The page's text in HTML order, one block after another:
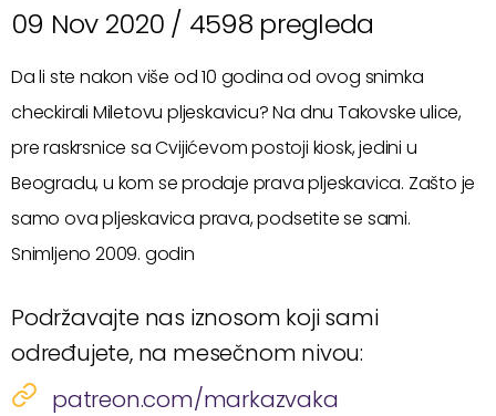
09 Nov 2020 / 4598 pregleda
Da li ste nakon više od 10 godina od ovog snimka
checkirali Miletovu pljeskavicu? Na dnu Takovske ulice,
pre raskrsnice sa Cvijićevom postoji kiosk, jedini u
Beogradu, u kom se prodaje prava pljeskavica. Zašto je
samo ova pljeskavica prava, podsetite se sami.
Snimljeno 2009. godin
Podržavajte nas iznosom koji sami
određujete, na mesečnom nivou:
patreon.com/markazvaka